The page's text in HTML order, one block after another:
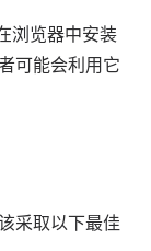
浏览器中安装
可能会利用它
采取以下最佳